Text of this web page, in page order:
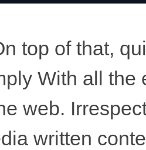
top of that,
With all the
web.
written